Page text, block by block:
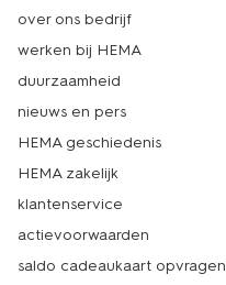
over ons bedrijf
werken bij HEMA
duurzaamheid
nieuws en pers
HEMA geschiedenis
HEMA zakelijk
klantenservice
actievoorwaarden
saldo cadeaukaart opvragen